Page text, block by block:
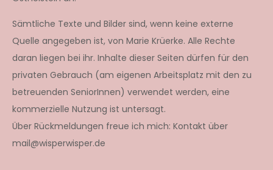
Sämtliche Texte und Bilder sind, wenn keine externe
Quelle angegeben ist, von Marie Krüerke. Alle Rechte
daran liegen bei ihr. Inhalte dieser Seiten dürfen für den
privaten Gebrauch (am eigenen Arbeitsplatz mit den zu
betreuenden SeniorInnen) verwendet werden, eine
kommerzielle Nutzung ist untersagt.
Über Rückmeldungen freue ich mich: Kontakt über
mail@wisperwisper.de